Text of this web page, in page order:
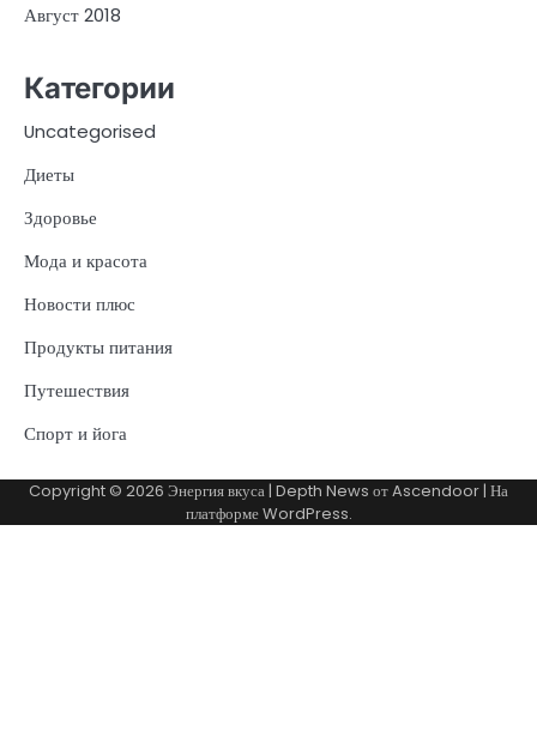
Август 2018
Категории
Uncategorised
Диеты
Здоровье
Мода и красота
Новости плюс
Продукты питания
Путешествия
Спорт и йога
Copyright © 2026 Энергия вкуса | Depth News отAscendoor | На
платформеWordPress.